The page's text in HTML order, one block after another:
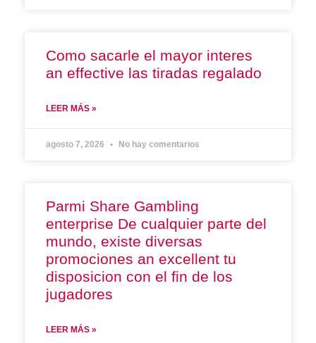
Como sacarle el mayor interes
an effective las tiradas regalado
LEER MÁS »
agosto 7, 2026 No hay comentarios
Parmi Share Gambling
enterprise De cualquier parte del
mundo, existe diversas
promociones an excellent tu
disposicion con el fin de los
jugadores
LEER MÁS »